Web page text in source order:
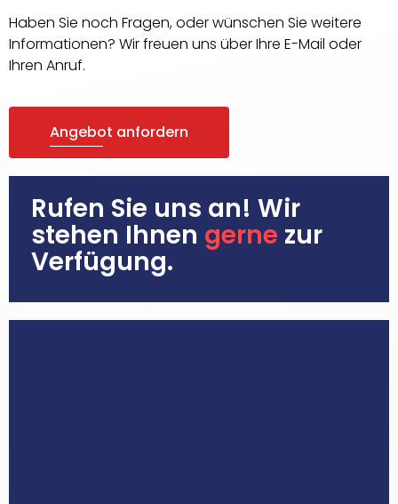
Rufen Sie uns an! Wir
stehen Ihnen gerne zur
Verfügung.
Haben Sie noch Fragen, oder wünschen Sie weitere
Informationen? Wir freuen uns über Ihre E-Mail oder
Ihren Anruf.
Angebot anfordern